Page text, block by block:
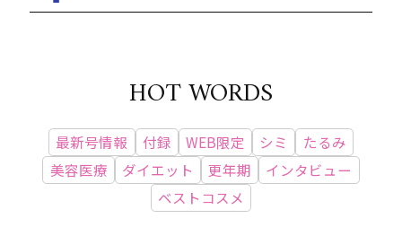
HOT WORDS
最新号情報 付録 WEB限定 シミ
たるみ
美容医療
ダイエット 更年期
インタビュー
ベストコスメ